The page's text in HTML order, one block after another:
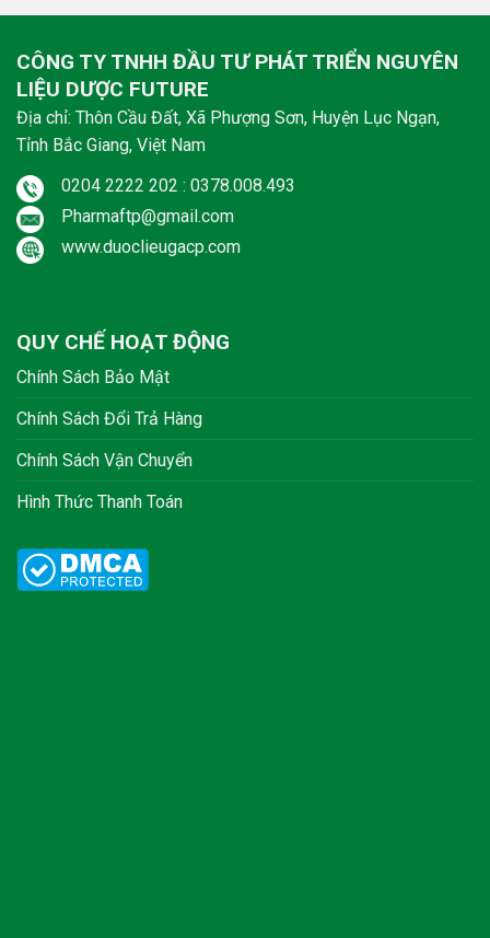
CÔNG TY TNHH ĐẦU TƯ PHÁT TRIỂN NGUYÊN
LIỆU DƯỢC FUTURE
Địa chỉ: Thôn Cầu Đất, Xã Phượng Sơn, Huyện Lục Ngạn,
Tỉnh Bắc Giang, Việt Nam
0204 2222 202 : 0378.008.493
Pharmaftp@gmail.com
www.duoclieugacp.com
QUY CHẾ HOẠT ĐỘNG
Chính Sách Bảo Mật
Chính Sách Đổi Trả Hàng
Chính Sách Vận Chuyển
Hình Thức Thanh Toán